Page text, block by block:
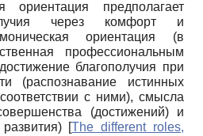
ориентация предполагает
через комфорт и
ориентация (в
профессиональным
благополучия при
(распознавание истинных
с ними), смысла
(достижений) и
[The different roles,